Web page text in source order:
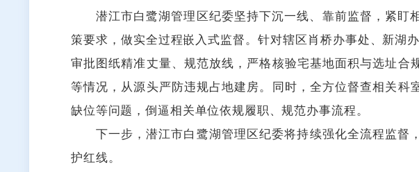
潜江市白鹭湖管理区纪委坚持下沉一线、靠前监督，紧盯
策要求，做实全过程嵌入式监督。针对辖区肖桥办事处、新湖
审批图纸精准丈量、规范放线，严格核验宅基地面积与选址合
等情况，从源头严防违规占地建房。同时，全方位督查相关
缺位等问题，倒逼相关单位依规履职、规范办事流程。
下一步，潜江市白鹭湖管理区纪委将持续强化全流程监
护红线。